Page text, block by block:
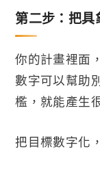
第二步：把具
你的計畫裡面
數字可以幫助
檻，就能產生
把目標數字化